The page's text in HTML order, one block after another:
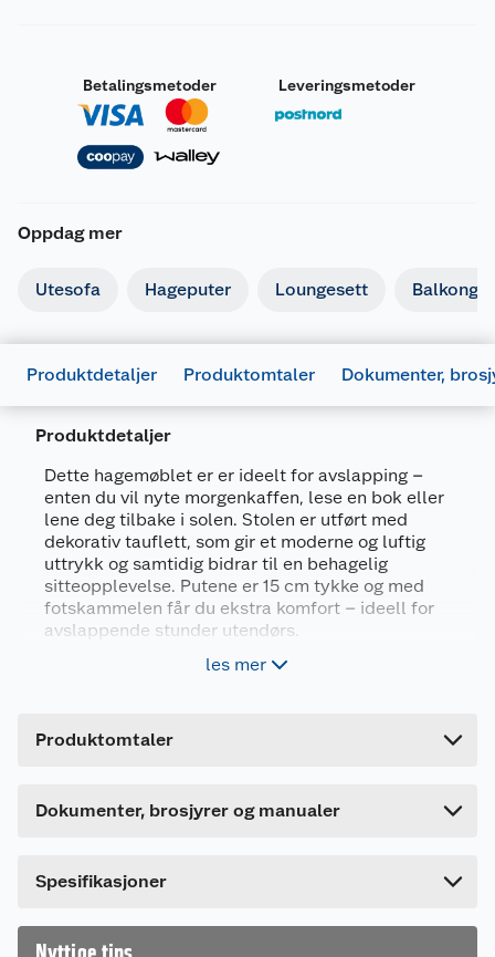
Betalingsmetoder Leveringsmetoder
Oppdag mer
Utesofa Hageputer Loungesett
Produktdetaljer Produktomtaler Dokumenter,
Produktdetaljer
Dette hagemøblet er er ideelt for avslapping –
enten du vil nyte morgenkaffen, lese en bok eller
lene deg tilbake i solen. Stolen er utført med
dekorativ tauflett, som gir et moderne og luftig
uttrykk og samtidig bidrar til en behagelig
sitteopplevelse. Putene er 15 cm tykke og med
fotskammelen får du ekstra komfort – ideell for
avslappende stunder utendørs.
Materiale: galvanisert stål og polyester
62x47x36 cm
Laget for utendørs bruk og passer perfekt til
galvanisert stålramme og slitesterk tauflett egner
les mer
Produktomtaler
Dokumenter, brosjyrer og manualer
Spesifikasjoner
Generelt
Artikkelnummer
Leverandørens artikkelnummer
Bruttovekt